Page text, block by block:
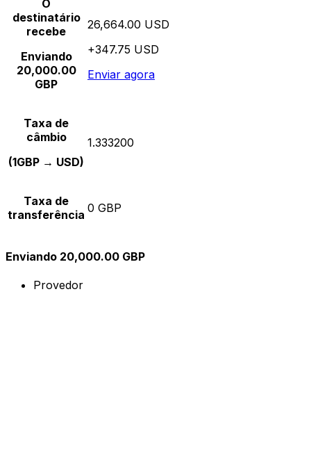
O
destinatário
recebe
Enviando
20,000.00
GBP
26,664.00 USD
+347.75 USD
Enviar agora
Taxa de
câmbio
(1GBP → USD)
1.333200
Taxa de
transferência 0 GBP
Enviando 20,000.00 GBP
Provedor